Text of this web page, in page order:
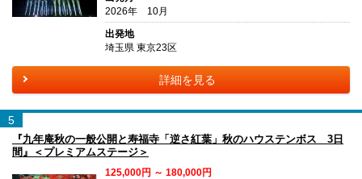
2026年 10月
出発地
埼玉県 東京23区
詳細を見る
5
『九年庵秋の一般公開と寿福寺「逆さ紅葉」秋のハウステンボス 3日
間』＜プレミアムステージ＞
125,000円 ～ 180,000円